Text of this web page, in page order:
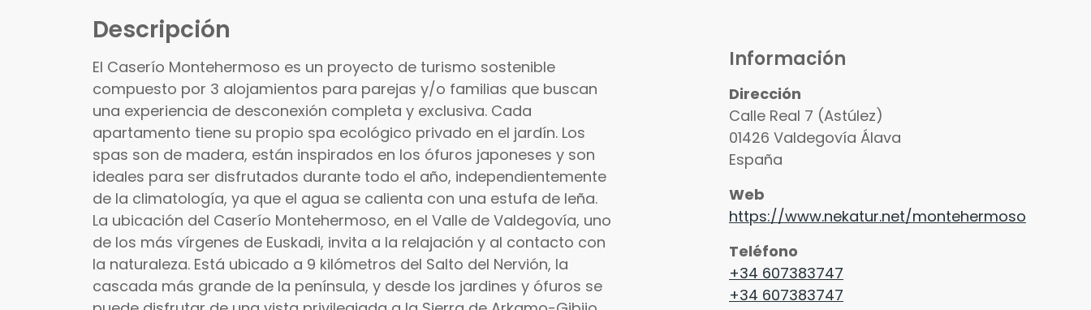
Información
Dirección
Calle Real 7 (Astúlez)
01426 Valdegovía Álava
España
Web
https://www.nekatur.net/montehermoso
Teléfono
+34 607383747
+34 607383747
Descripción
El Caserío Montehermoso es un proyecto de turismo sostenible
compuesto por 3 alojamientos para parejas y/o familias que buscan
una experiencia de desconexión completa y exclusiva. Cada
apartamento tiene su propio spa ecológico privado en el jardín. Los
spas son de madera, están inspirados en los ófuros japoneses y son
ideales para ser disfrutados durante todo el año, independientemente
de la climatología, ya que el agua se calienta con una estufa de leña.
La ubicación del Caserío Montehermoso, en el Valle de Valdegovía, uno
de los más vírgenes de Euskadi, invita a la relajación y al contacto con
la naturaleza. Está ubicado a 9 kilómetros del Salto del Nervión, la
cascada más grande de la península, y desde los jardines y ófuros se